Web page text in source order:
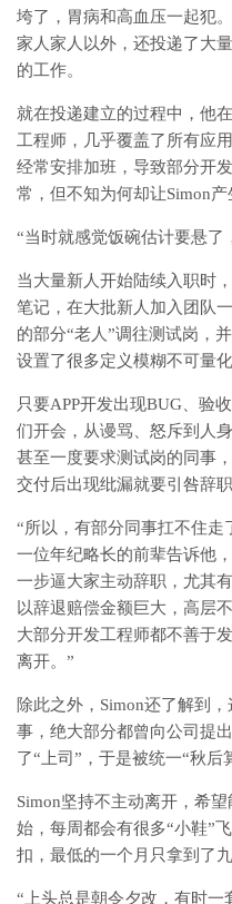
垮了，胃病和高血压一起犯
家人家人以外，还投递了大
的工作。
就在投递建立的过程中，他
工程师，几乎覆盖了所有应
经常安排加班，导致部分开
常，但不知为何却让Simon产
“当时就感觉饭碗估计要悬了
当大量新人开始陆续入职时
笔记，在大批新人加入团队
的部分“老人”调往测试岗，
设置了很多定义模糊不可量化
只要APP开发出现BUG、验
们开会，从谩骂、怒斥到人
甚至一度要求测试岗的同事
交付后出现纰漏就要引咎辞职
“所以，有部分同事扛不住走
一位年纪略长的前辈告诉他
一步逼大家主动辞职，尤其
以辞退赔偿金额巨大，高层
大部分开发工程师都不善于
离开。”
除此之外，Simon还了解到
事，绝大部分都曾向公司提
了“上司”，于是被统一“秋后
Simon坚持不主动离开，希
始，每周都会有很多“小鞋”
扣，最低的一个月只拿到了九
“上头总是朝令夕改，有时一